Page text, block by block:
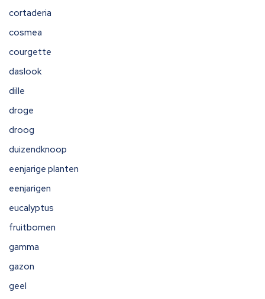
cortaderia
cosmea
courgette
daslook
dille
droge
droog
duizendknoop
eenjarige planten
eenjarigen
eucalyptus
fruitbomen
gamma
gazon
geel